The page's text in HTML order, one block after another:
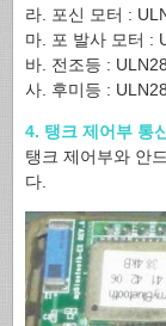
라. 포신 모터 :
마. 포 발사 모터 :
바. 전조등 :
사. 후미등 :
4. 탱크 제어부 통
탱크 제어부와 안
다.